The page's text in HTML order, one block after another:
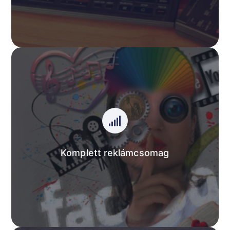
Komplett reklámcsomag
Komplett reklámcsomag
Egyedileg kombinálható csomagokat kínálunk,
személyre szabva. Választható hirdetési forma,
választható időtartamra.
AJÁNLATUNK